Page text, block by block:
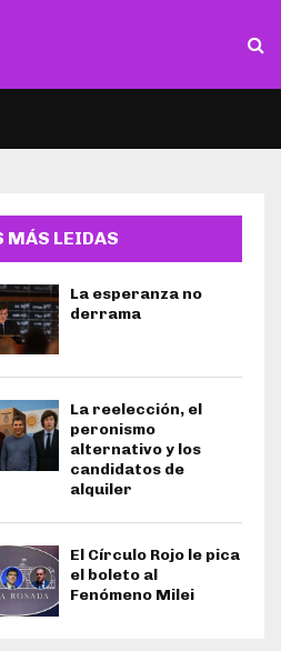
MÁS LEIDAS
La esperanza no
derrama
La reelección, el
peronismo
alternativo y los
candidatos de
alquiler
El Círculo Rojo le pica
el boleto al
Fenómeno Milei